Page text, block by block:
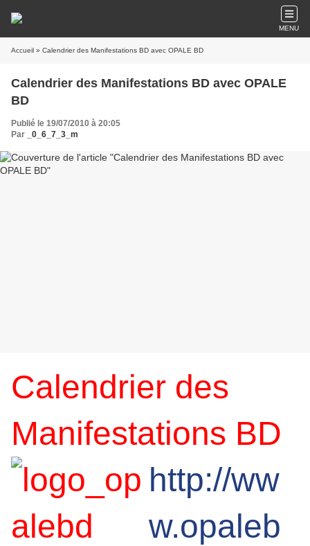
MENU
Accueil » Calendrier des Manifestations BD avec OPALE BD
Calendrier des Manifestations BD avec OPALE
BD
Publié le 19/07/2010 à 20:05
Par
_0_6_7_3_m
Calendrier des
Manifestations BD
http://ww
w.opaleb